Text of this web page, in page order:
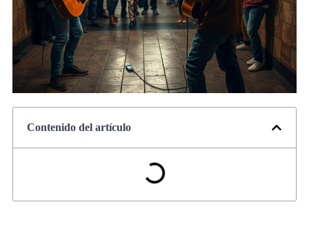
Contenido del artículo